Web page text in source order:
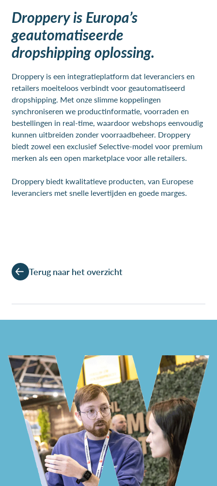
Droppery is Europa’s
geautomatiseerde
dropshipping oplossing.
Droppery is een integratieplatform dat leveranciers en
retailers moeiteloos verbindt voor geautomatiseerd
dropshipping. Met onze slimme koppelingen
synchroniseren we productinformatie, voorraden en
bestellingen in real-time, waardoor webshops eenvoudig
kunnen uitbreiden zonder voorraadbeheer. Droppery
biedt zowel een exclusief Selective-model voor premium
merken als een open marketplace voor alle retailers.
Droppery biedt kwalitatieve producten, van Europese
leveranciers met snelle levertijden en goede marges.
Terug naar het overzicht